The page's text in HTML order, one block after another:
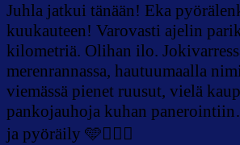
Juhla jatkui tänään! Eka
kuukauteen! Varovasti ajelin
kilometriä. Olihan ilo.
merenrannassa, hautuumaalla
viemässä pienet ruusut, vielä
pankojauhoja kuhan
ja pyöräily 🩵🚴🏻‍♀️